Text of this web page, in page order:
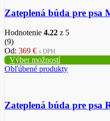
Zateplená búda pre
Hodnotenie 4.22 z 5
(9)
Od: 369 € s DPH
Výber možností
Obľúbené produkty
Zateplená búda pre psa